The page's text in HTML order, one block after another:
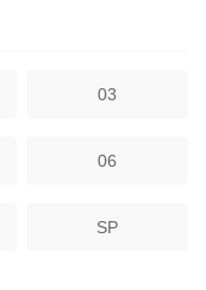
03
06
SP